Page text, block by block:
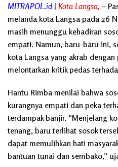
MITRAPOL.id | Kota Langsa, –
melanda kota Langsa pada 26
masih menunggu kehadiran
empati. Namun, baru-baru ini,
kota Langsa yang akrab
melontarkan kritik pedas
Hantu Rimba menilai bahwa
kurangnya empati dan peka
terdampak banjir. “Menjelang
tenang, baru terlihat sosok
dapat memulihkan hati
bantuan tunai dan sembako,”